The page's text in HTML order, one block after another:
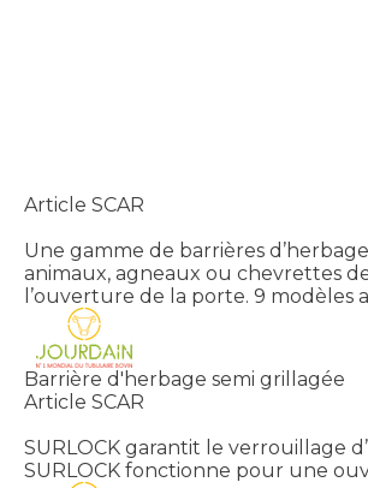
Article SCAR
Une gamme de barrières
animaux, agneaux ou chevrettes
l’ouverture de la porte. 9 modèles
Barrière d'herbage semi grillagée
Article SCAR
SURLOCK garantit le verrouillage
SURLOCK fonctionne pour une